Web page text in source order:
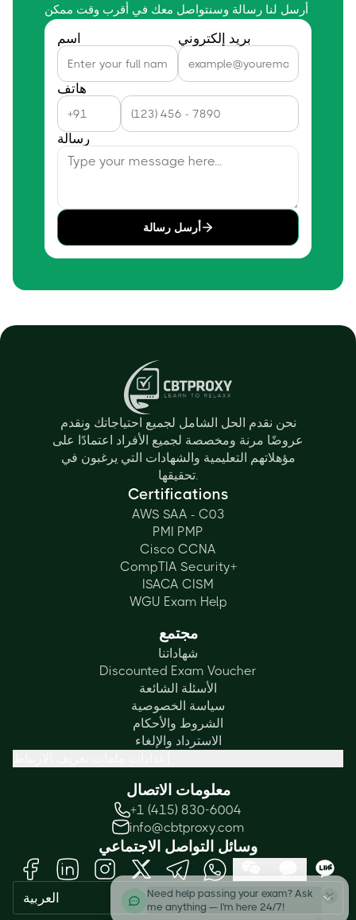
أرسل لنا رسالة وسنتواصل معك في أقرب وقت ممكن
اسم بريد إلكتروني
هاتف
رسالة
أرسل رسالة
نحن نقدم الحل الشامل لجميع احتياجاتك ونقدم
عروضًا مرنة ومخصصة لجميع الأفراد اعتمادًا على
مؤهلاتهم التعليمية والشهادات التي يرغبون في
تحقيقها.
Certifications
AWS SAA - C03
PMI PMP
Cisco CCNA
CompTIA Security+
ISACA CISM
WGU Exam Help
مجتمع
شهاداتنا
Discounted Exam Voucher
الأسئلة الشائعة
سياسة الخصوصية
الشروط والأحكام
الاسترداد والإلغاء
معلومات الاتصال
+1 (415) 830-6004
info@cbtproxy.com
وسائل التواصل الاجتماعي
العربية
Need help passing your exam? Ask
me anything — I'm here 24/7!